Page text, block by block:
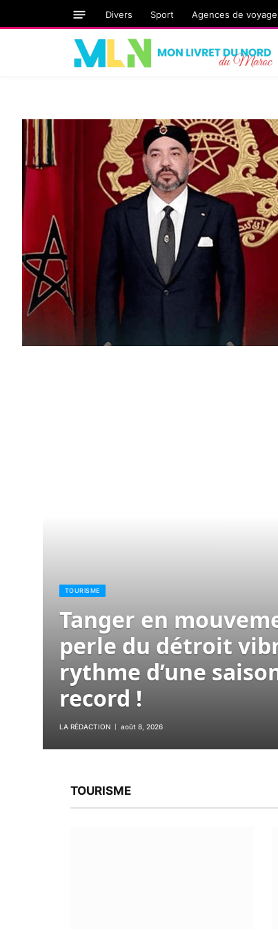
Divers Sport Agences de
TOURISME
Tanger en
perle du détroit
rythme d’une
record !
LA RÉDACTION août 8, 2026
TOURISME